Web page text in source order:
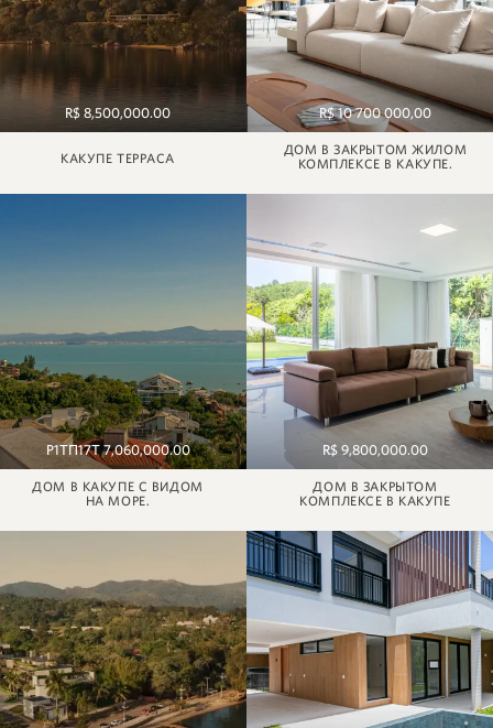
R$ 8,500,000.00
КАКУПЕ ТЕРРАСА
R$ 10 700 000,00
ДОМ В ЗАКРЫТОМ ЖИЛОМ
КОМПЛЕКСЕ В КАКУПЕ.
Р1ТП17Т 7,060,000.00
ДОМ В КАКУПЕ С ВИДОМ
НА МОРЕ.
R$ 9,800,000.00
ДОМ В ЗАКРЫТОМ
КОМПЛЕКСЕ В КАКУПЕ